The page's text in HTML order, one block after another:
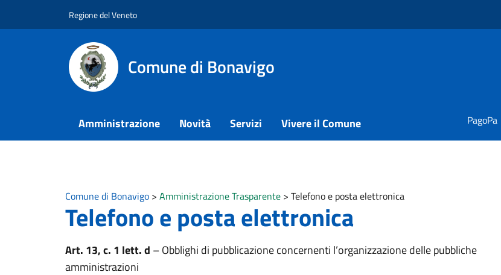
Regione del Veneto
Comune di Bonavigo
Amministrazione Novità Servizi Vivere il Comune PagoPa
Comune di Bonavigo > Amministrazione Trasparente > Telefono e posta elettronica
Telefono e posta elettronica
Art. 13, c. 1 lett. d – Obblighi di pubblicazione concernenti l’organizzazione delle pubbliche
amministrazioni